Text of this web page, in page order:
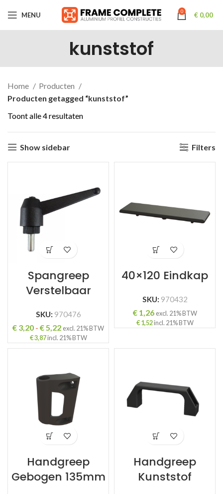
MENU 0 € 0,00
kunststof
Home
Producten
Producten getagged “kunststof”
Toont alle 4 resultaten
Show sidebar Filters
Spangreep
Verstelbaar
SKU: 970476
€ 3,20 - €5,22Prijsklasse:
€ 3,20
tot
excl. 21% BTW
€3,87incl. 21% BTW
40×120 Eindkap
SKU: 970432
€1,26 excl. 21% BTW
€1,52incl. 21% BTW
Handgreep
Gebogen 135mm
Handgreep
Kunststof